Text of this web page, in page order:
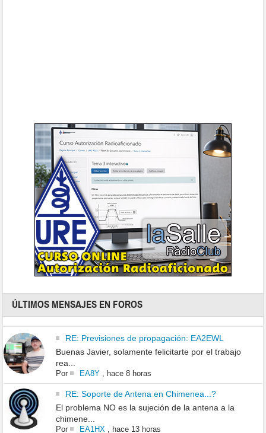
ÚLTIMOS MENSAJES EN FOROS
RE: Previsiones de propagación: EA2EWL
Buenas Javier, solamente felicitarte por el trabajo
rea...
Por EA8Y, hace 8 horas
RE: Soporte de Antena en Chimenea...?
El problema NO es la sujeción de la antena a la
chimene...
Por EA1HX hace 13 horas